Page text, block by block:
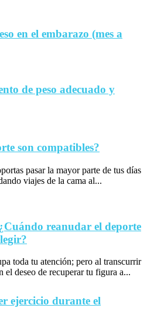
en el embarazo (mes a
de peso adecuado y
son compatibles?
pasar la mayor parte de tus días
viajes de la cama al...
reanudar el deporte
toda tu atención; pero al transcurrir
el deseo de recuperar tu figura a...
ejercicio durante el